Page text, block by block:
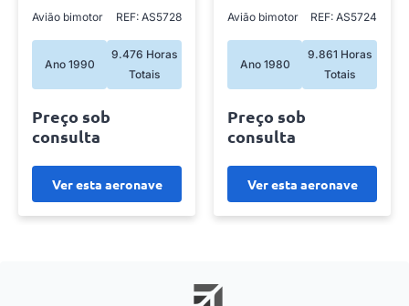
Avião bimotor REF: AS5728
Ano 1990
9.476 Horas
Totais
Ver esta aeronave
Preço sob
consulta
Avião bimotor REF: AS5724
Ano 1980
9.861 Horas
Totais
Ver esta aeronave
Preço sob
consulta